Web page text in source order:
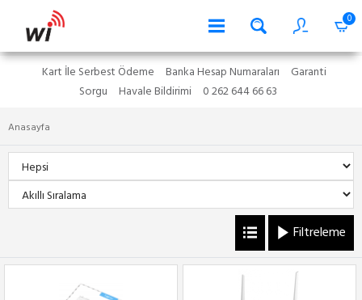
0
Kart İle Serbest Ödeme Banka Hesap Numaraları
Garanti
Sorgu
Havale Bildirimi 0 262 644 66 63
Anasayfa
Filtreleme